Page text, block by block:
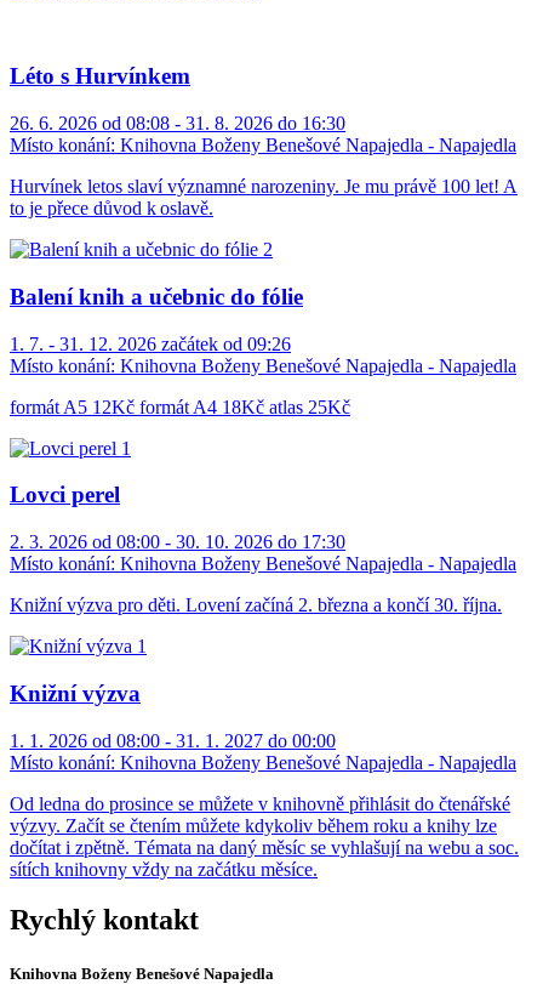
Léto s Hurvínkem
26. 6. 2026 od 08:08 - 31. 8. 2026 do 16:30
Místo konání: Knihovna Boženy Benešové Napajedla - Napajedla
Hurvínek letos slaví významné narozeniny. Je mu právě 100 let! A
to je přece důvod k oslavě.
Balení knih a učebnic do fólie
1. 7. - 31. 12. 2026 začátek od 09:26
Místo konání: Knihovna Boženy Benešové Napajedla - Napajedla
formát A5 12Kč formát A4 18Kč atlas 25Kč
Lovci perel
2. 3. 2026 od 08:00 - 30. 10. 2026 do 17:30
Místo konání: Knihovna Boženy Benešové Napajedla - Napajedla
Knižní výzva pro děti. Lovení začíná 2. března a končí 30. října.
Knižní výzva
1. 1. 2026 od 08:00 - 31. 1. 2027 do 00:00
Místo konání: Knihovna Boženy Benešové Napajedla - Napajedla
Od ledna do prosince se můžete v knihovně přihlásit do čtenářské
výzvy. Začít se čtením můžete kdykoliv během roku a knihy lze
dočítat i zpětně. Témata na daný měsíc se vyhlašují na webu a soc.
sítích knihovny vždy na začátku měsíce.
Rychlý kontakt
Knihovna Boženy Benešové Napajedla